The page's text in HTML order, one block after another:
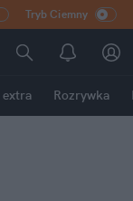
Tryb Ciemny
extra Rozrywka